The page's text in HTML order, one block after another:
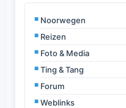
Noorwegen
Reizen
Foto & Media
Ting & Tang
Forum
Weblinks